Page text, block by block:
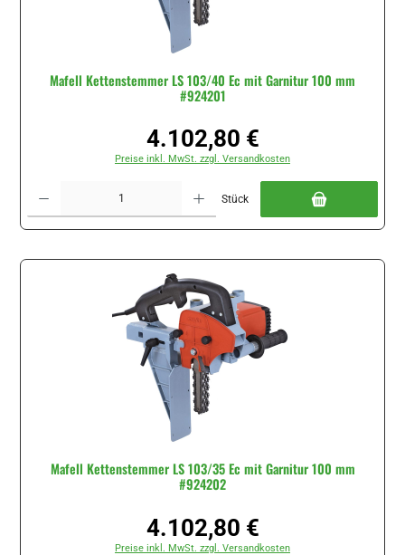
Mafell Kettenstemmer LS 103/40 Ec mit Garnitur 100 mm
#924201
Regulärer Preis:
4.102,80 €
Preise inkl. MwSt. zzgl. Versandkosten
Stück
Mafell Kettenstemmer LS 103/35 Ec mit Garnitur 100 mm
#924202
Regulärer Preis:
4.102,80 €
Preise inkl. MwSt. zzgl. Versandkosten